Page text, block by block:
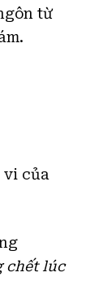
từ
vi của
chết lúc